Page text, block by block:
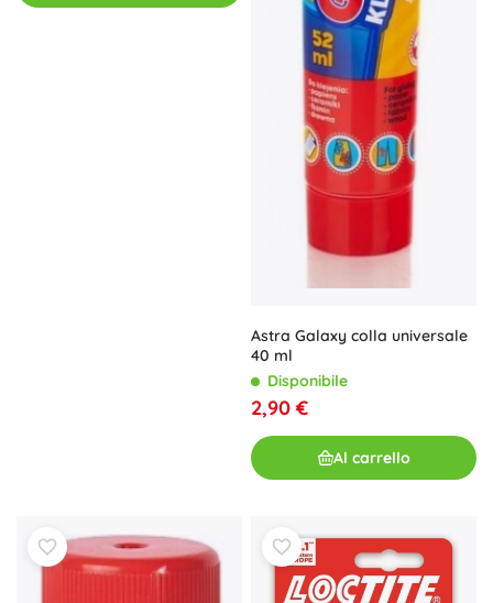
Astra Galaxy colla universale
40 ml
Disponibile
2,90 €
Al carrello